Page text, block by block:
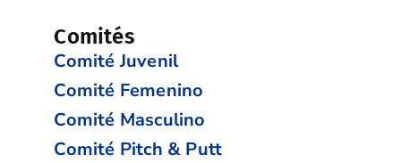
Comités
Comité Juvenil
Comité Femenino
Comité Masculino
Comité Pitch & Putt